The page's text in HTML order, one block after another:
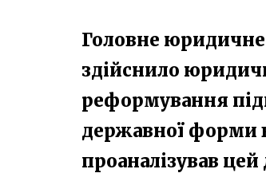
Головне юридичне
здійснило
реформування
державної форми
проаналізував